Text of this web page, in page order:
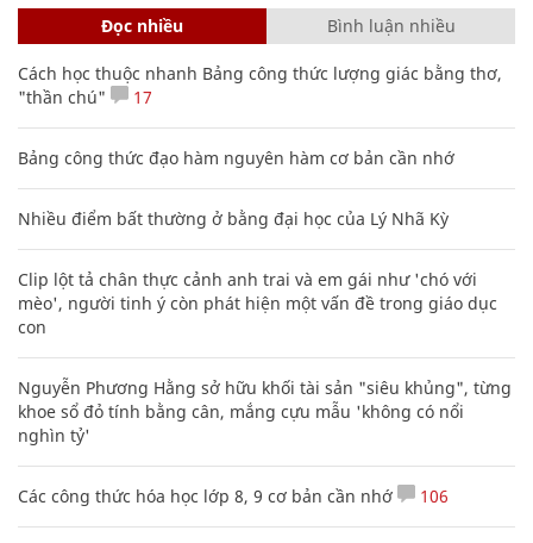
Đọc nhiều Bình luận nhiều
Cách học thuộc nhanh Bảng công thức lượng giác bằng thơ,
"thần chú"
17
Bảng công thức đạo hàm nguyên hàm cơ bản cần nhớ
Nhiều điểm bất thường ở bằng đại học của Lý Nhã Kỳ
Clip lột tả chân thực cảnh anh trai và em gái như 'chó với
mèo', người tinh ý còn phát hiện một vấn đề trong giáo dục
con
Nguyễn Phương Hằng sở hữu khối tài sản "siêu khủng", từng
khoe sổ đỏ tính bằng cân, mắng cựu mẫu 'không có nổi
nghìn tỷ'
Các công thức hóa học lớp 8, 9 cơ bản cần nhớ 106